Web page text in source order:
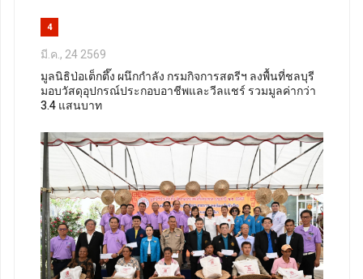
4
มี.ค., 24 2569
มูลนิธิป่อเต็กตึ๊ง ผนึกกำลัง กรมกิจการสตรีฯ ลงพื้นที่ชลบุรี
มอบวัสดุอุปกรณ์ประกอบอาชีพและวีลแชร์ รวมมูลค่ากว่า
3.4 แสนบาท